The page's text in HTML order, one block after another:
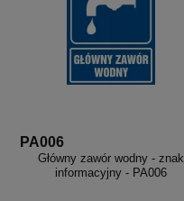
PA006
Główny zawór wodny - znak
informacyjny - PA006